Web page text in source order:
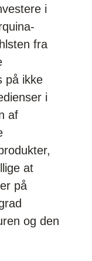
i
fra
på ikke
i
af
at
på
og den